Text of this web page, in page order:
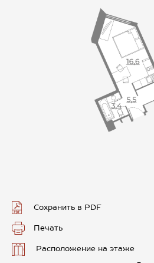
Сохранить в PDF
Печать
Расположение на этаже